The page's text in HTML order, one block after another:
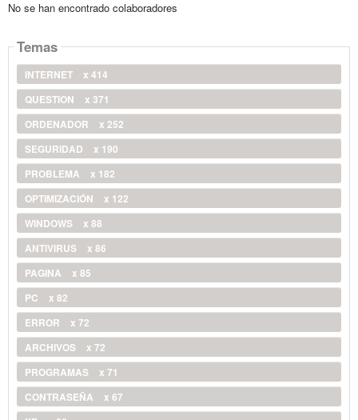
No se han encontrado colaboradores
Temas
INTERNET
x 414
QUESTION
x 371
ORDENADOR
x 252
SEGURIDAD
x 190
PROBLEMA
x 182
OPTIMIZACIÓN
x 122
WINDOWS
x 88
ANTIVIRUS
x 86
PAGINA
x 85
PC
x 82
ERROR
x 72
ARCHIVOS
x 72
PROGRAMAS
x 71
CONTRASEÑA
x 67